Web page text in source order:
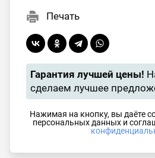
Печать
Гарантия лучшей цены!
сделаем лучшее
Нажимая на кнопку, вы даёте
персональных данных и